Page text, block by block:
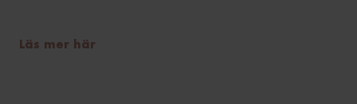
Läs mer här